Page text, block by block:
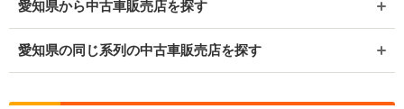
愛知県から中古車販売店を探す
愛知県の同じ系列の中古車販売店を探す